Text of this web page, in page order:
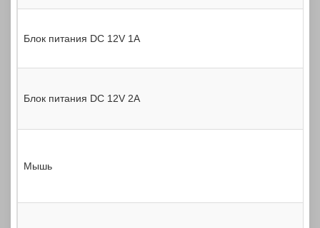
Блок питания DC 12V 1A
Блок питания DC 12V 2A
Мышь